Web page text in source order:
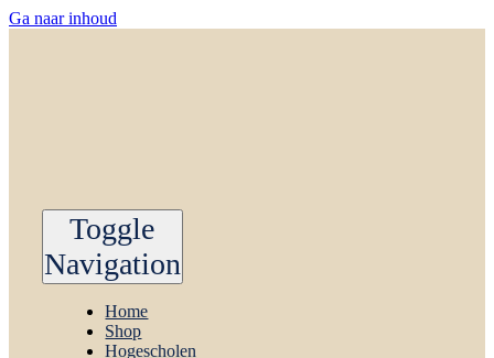
Ga naar inhoud
Toggle
Navigation
Home
Shop
Hogescholen